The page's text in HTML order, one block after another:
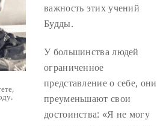
важность этих учений
Будды.
У большинства людей
ограниченное
представление о себе, они
преуменьшают свои
достоинства: «Я не могу